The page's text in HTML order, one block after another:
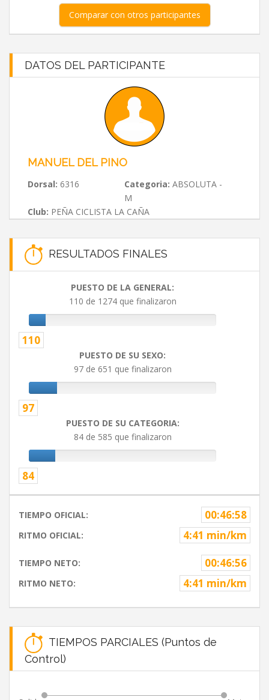
Comparar con otros participantes
DATOS DEL PARTICIPANTE
MANUEL DEL PINO
Dorsal: 6316 Categoria: ABSOLUTA -
M
Club: PEÑA CICLISTA LA CAÑA
RESULTADOS FINALES
PUESTO DE LA GENERAL:
110 de 1274 que finalizaron
110
PUESTO DE SU SEXO:
97 de 651 que finalizaron
97
PUESTO DE SU CATEGORIA:
84 de 585 que finalizaron
84
TIEMPO OFICIAL: 00:46:58
RITMO OFICIAL: 4:41 min/km
TIEMPO NETO: 00:46:56
RITMO NETO: 4:41 min/km
TIEMPOS PARCIALES (Puntos de
Control)